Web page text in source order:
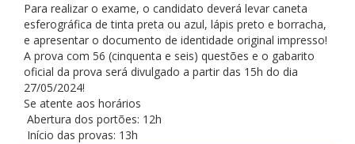
Para realizar o exame, o candidato deverá levar caneta
esferográfica de tinta preta ou azul, lápis preto e borracha,
e apresentar o documento de identidade original impresso!
A prova com 56 (cinquenta e seis) questões e o gabarito
oficial da prova será divulgado a partir das 15h do dia
27/05/2024!
Se atente aos horários
Abertura dos portões: 12h
Início das provas: 13h